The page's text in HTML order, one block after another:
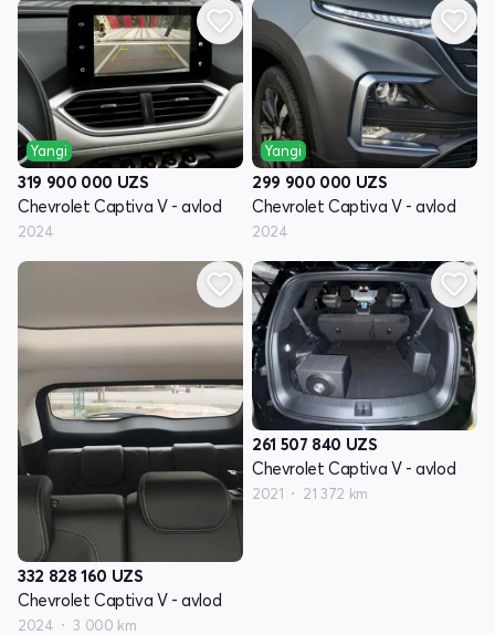
Yangi
319 900 000 UZS
Chevrolet Captiva V - avlod
2024
Yangi
299 900 000 UZS
Chevrolet Captiva V - avlod
2024
332 828 160 UZS
Chevrolet Captiva V - avlod
2024 3 000 km
261 507 840 UZS
Chevrolet Captiva V - avlod
2021 21 372 km